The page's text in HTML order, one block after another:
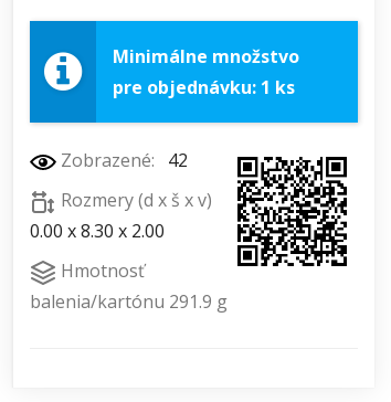
Minimálne množstvo
pre objednávku: 1 ks
Zobrazené:
42
Rozmery (d x š x v)
0.00 x 8.30 x 2.00
Hmotnosť
balenia/kartónu 291.9 g